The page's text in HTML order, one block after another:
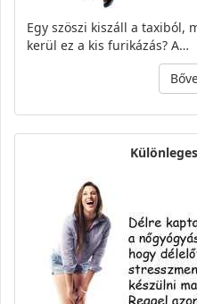
Egy szöszi kiszáll a taxiból,
kerül ez a kis furikázás? A…